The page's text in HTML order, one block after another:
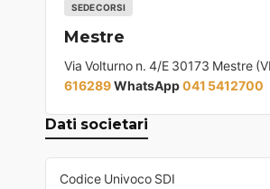
SEDE CORSI
Mestre
Via Volturno n. 4/E 30173 Mestre
616289WhatsApp041 5412700
Dati societari
Codice Univoco SDI